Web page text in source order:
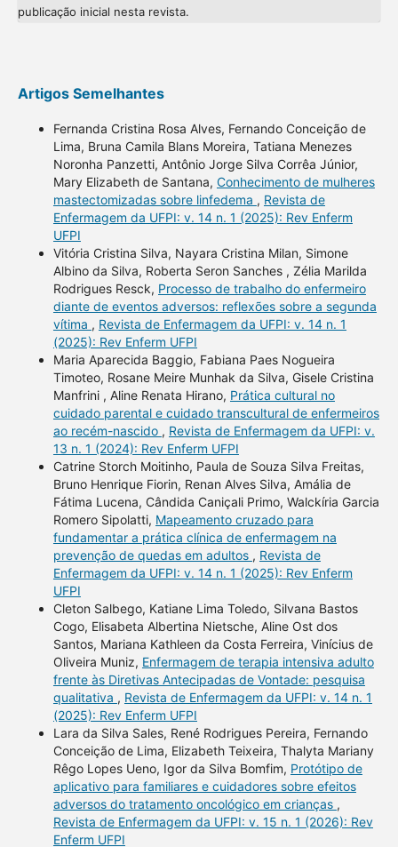
publicação inicial nesta revista.
Artigos Semelhantes
Fernanda Cristina Rosa Alves, Fernando Conceição de
Lima, Bruna Camila Blans Moreira, Tatiana Menezes
Noronha Panzetti, Antônio Jorge Silva Corrêa Júnior,
Mary Elizabeth de Santana, Conhecimento de mulheres
mastectomizadas sobre linfedema , Revista de
Enfermagem da UFPI: v. 14 n. 1 (2025): Rev Enferm
UFPI
Vitória Cristina Silva, Nayara Cristina Milan, Simone
Albino da Silva, Roberta Seron Sanches , Zélia Marilda
Rodrigues Resck, Processo de trabalho do enfermeiro
diante de eventos adversos: reflexões sobre a segunda
vítima , Revista de Enfermagem da UFPI: v. 14 n. 1
(2025): Rev Enferm UFPI
Maria Aparecida Baggio, Fabiana Paes Nogueira
Timoteo, Rosane Meire Munhak da Silva, Gisele Cristina
Manfrini , Aline Renata Hirano, Prática cultural no
cuidado parental e cuidado transcultural de enfermeiros
ao recém-nascido , Revista de Enfermagem da UFPI: v.
13 n. 1 (2024): Rev Enferm UFPI
Catrine Storch Moitinho, Paula de Souza Silva Freitas,
Bruno Henrique Fiorin, Renan Alves Silva, Amália de
Fátima Lucena, Cândida Caniçali Primo, Walckíria Garcia
Romero Sipolatti, Mapeamento cruzado para
fundamentar a prática clínica de enfermagem na
prevenção de quedas em adultos , Revista de
Enfermagem da UFPI: v. 14 n. 1 (2025): Rev Enferm
UFPI
Cleton Salbego, Katiane Lima Toledo, Silvana Bastos
Cogo, Elisabeta Albertina Nietsche, Aline Ost dos
Santos, Mariana Kathleen da Costa Ferreira, Vinícius de
Oliveira Muniz, Enfermagem de terapia intensiva adulto
frente às Diretivas Antecipadas de Vontade: pesquisa
qualitativa , Revista de Enfermagem da UFPI: v. 14 n. 1
(2025): Rev Enferm UFPI
Lara da Silva Sales, René Rodrigues Pereira, Fernando
Conceição de Lima, Elizabeth Teixeira, Thalyta Mariany
Rêgo Lopes Ueno, Igor da Silva Bomfim, Protótipo de
aplicativo para familiares e cuidadores sobre efeitos
adversos do tratamento oncológico em crianças ,
Revista de Enfermagem da UFPI: v. 15 n. 1 (2026): Rev
Enferm UFPI